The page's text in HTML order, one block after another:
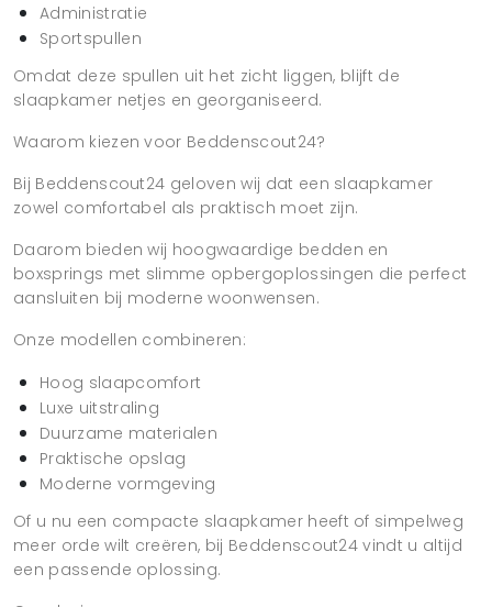
Administratie
Sportspullen
Omdat deze spullen uit het zicht liggen, blijft de
slaapkamer netjes en georganiseerd.
Waarom kiezen voor Beddenscout24?
Bij Beddenscout24 geloven wij dat een slaapkamer
zowel comfortabel als praktisch moet zijn.
Daarom bieden wij hoogwaardige bedden en
boxsprings met slimme opbergoplossingen die perfect
aansluiten bij moderne woonwensen.
Onze modellen combineren:
Hoog slaapcomfort
Luxe uitstraling
Duurzame materialen
Praktische opslag
Moderne vormgeving
Of u nu een compacte slaapkamer heeft of simpelweg
meer orde wilt creëren, bij Beddenscout24 vindt u altijd
een passende oplossing.